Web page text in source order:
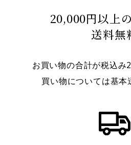
20,000円以上
送料無
お買い物の合計が税込み
買い物については基本